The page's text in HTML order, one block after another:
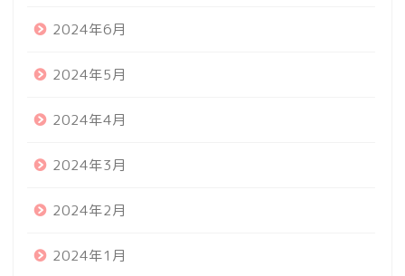
2024年6月
2024年5月
2024年4月
2024年3月
2024年2月
2024年1月